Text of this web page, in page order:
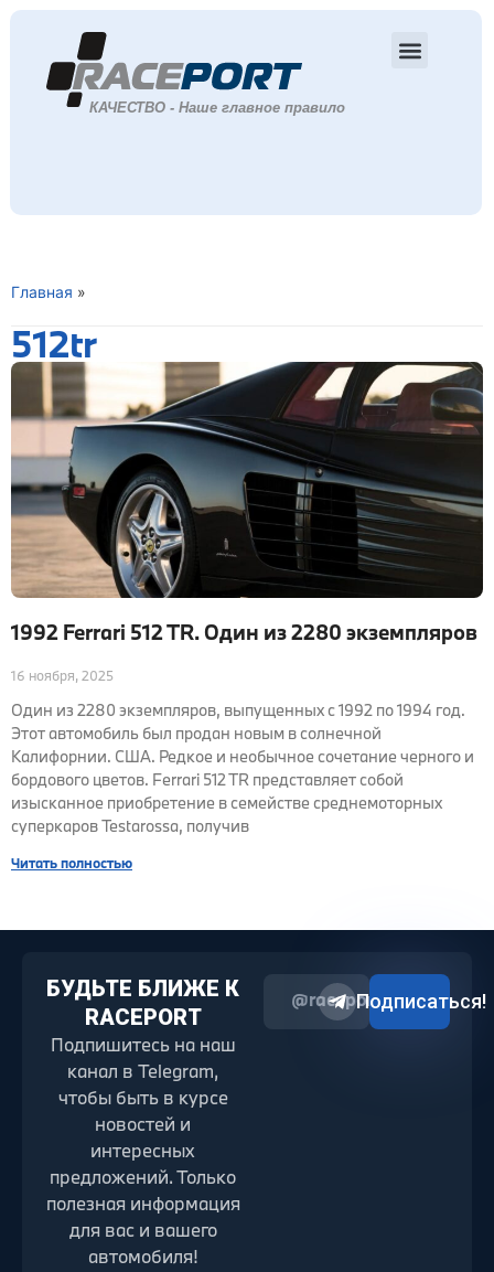
Главная »
512tr
1992 Ferrari 512 TR. Один из 2280 экземпляров
16 ноября, 2025
Один из 2280 экземпляров, выпущенных с 1992 по 1994 год.
Этот автомобиль был продан новым в солнечной
Калифорнии. США. Редкое и необычное сочетание черного и
бордового цветов. Ferrari 512 TR представляет собой
изысканное приобретение в семействе среднемоторных
суперкаров Testarossa, получив
Читать полностью
БУДЬТЕ БЛИЖЕ К
RACEPORT
Подпишитесь на наш
канал в Telegram,
чтобы быть в курсе
новостей и
интересных
предложений. Только
полезная информация
для вас и вашего
автомобиля!
@raceport2022
Подписаться!